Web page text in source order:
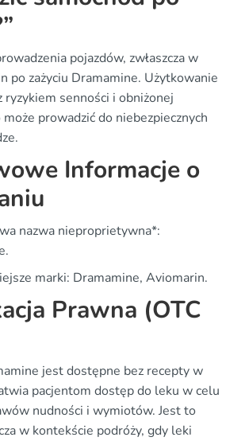
pojazdów, zwłaszcza w
po zażyciu Dramamine. Użytkowanie
ryzykiem senności i obniżonej
prowadzić do niebezpiecznych
Informacje o
nazwa nieproprietywna*:
marki: Dramamine, Aviomarin.
Prawna (OTC
jest dostępne bez recepty w
pacjentom dostęp do leku w celu
nudności i wymiotów. Jest to
w kontekście podróży, gdy leki